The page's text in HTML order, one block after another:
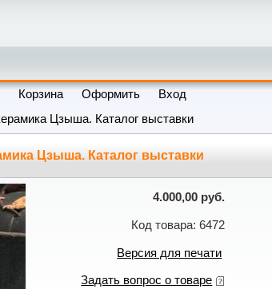
Корзина Оформить
Вход
Цзыша. Каталог выставки
Цзыша. Каталог выставки
4.000,00 руб.
Код товара: 6472
Версия для печати
Задать вопрос о товаре